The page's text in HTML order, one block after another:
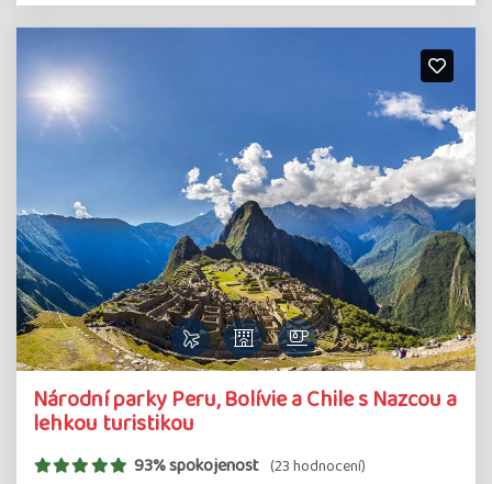
Národní parky Peru, Bolívie a Chile s Nazcou a
lehkou turistikou
93% spokojenost (23 hodnocení)